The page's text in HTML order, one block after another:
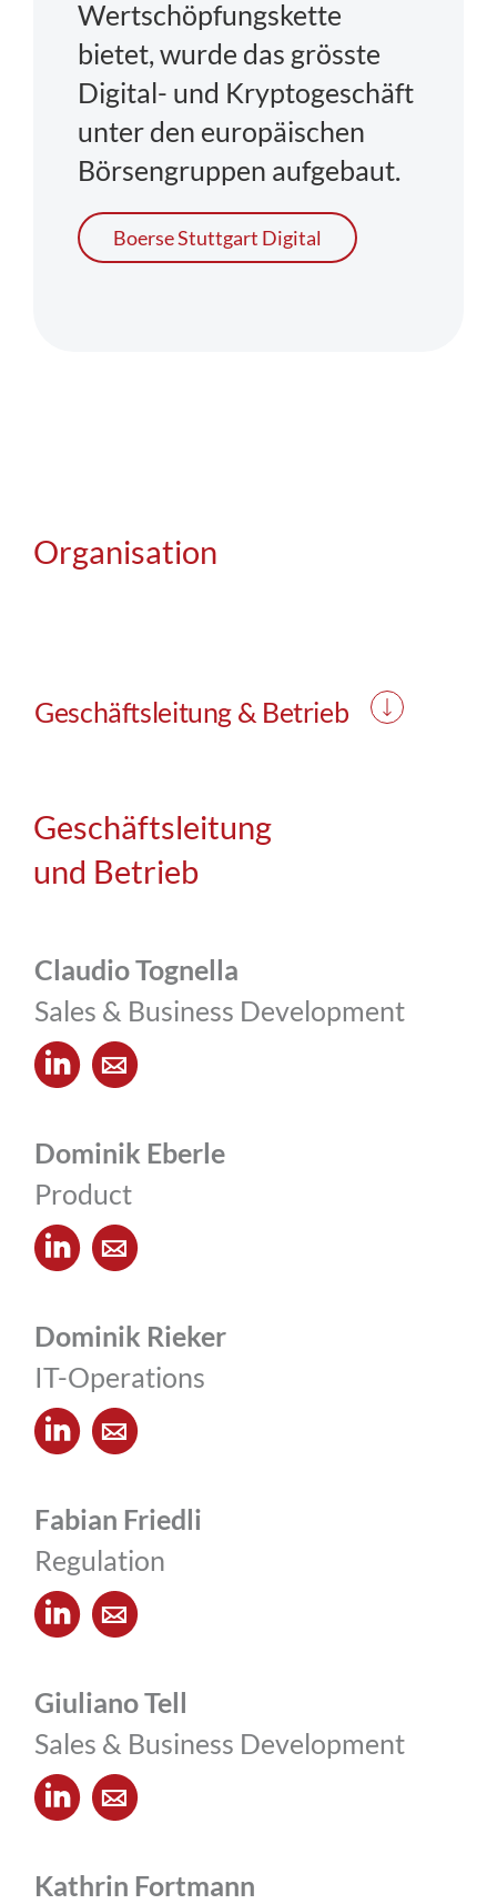
Wertschöpfungskette
bietet, wurde das grösste
Digital- und Kryptogeschäft
unter den europäischen
Börsengruppen aufgebaut.
Boerse Stuttgart Digital
Organisation
Geschäftsleitung & Betrieb
Geschäftsleitung
und Betrieb
Claudio Tognella
Sales & Business Development
Dominik Eberle
Product
Dominik Rieker
IT-Operations
Fabian Friedli
Regulation
Giuliano Tell
Sales & Business Development
Kathrin Fortmann